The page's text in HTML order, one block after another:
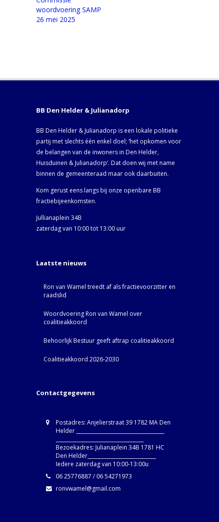
woordvoering SAMP
26 mei 2025
BB Den Helder & Julianadorp
BB Den Helder & Julianadorp is een lokale politieke
partij met slechts één enkel doel; ‘het opkomen voor
de belangen van de inwoners in Den Helder,
Huisduinen & Julianadorp‘. Dat doen wij met name
binnen de gemeenteraad maar ook daarbuiten.
Kom gerust eens langs bij onze openbare BB
fractiebijeenkomsten.
Jullianaplein 34B
zaterdag van 10:00 tot 13:00 uur
Laatste nieuws
Ron van Wamel treedt af als fractievoorzitter en
raadslid
Woordvoering Ron van Wamel over
coalitieakkoord
Behoorlijk Bestuur geeft aftrap coalitieakkoord
Coalitieakkoord 2026-2030
Contactgegevens
Postadres: Anjelierstraat 39 1782 MA Den
Helder ____________________________________
Bezoekadres: Julianaplein 34B 1781 HC
Den Helder____________________________
Iedere zaterdag van 10:00-13:00u
06 25776887 / 06 54271973
ronvwamel@gmail.com